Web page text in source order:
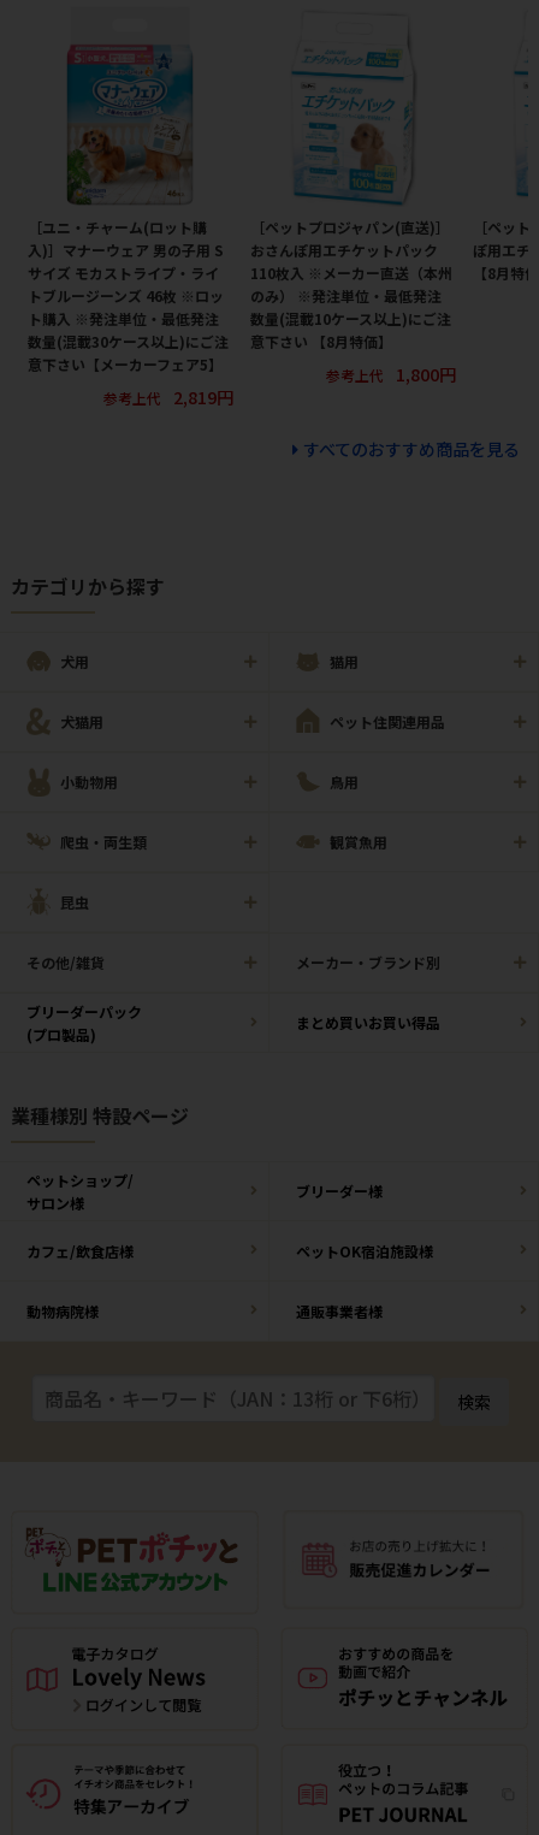
［ユニ・チャーム(ロット購
入)］マナーウェア 男の子用 S
サイズ モカストライプ・ライ
トブルージーンズ 46枚 ※ロッ
ト購入 ※発注単位・最低発注
数量(混載30ケース以上)にご注
意下さい【メーカーフェア5】
参考上代
2,819円
［ペットプロジャパン(直送)］
おさんぽ用エチケットパック
110枚入 ※メーカー直送（本州
のみ） ※発注単位・最低発注
数量(混載10ケース以上)にご注
意下さい 【8月特価】
参考上代
1,800円
［ペッ
ぽ用エチ
【8月特
すべてのおすすめ商品を見る
カテゴリから探す
犬用 猫用
犬猫用 ペット住関連用品
小動物用 鳥用
爬虫・両生類 観賞魚用
昆虫
その他/雑貨 メーカー・ブランド別
ブリーダーパック
(プロ製品)
まとめ買いお買い得品
業種様別 特設ページ
ペットショップ/
サロン様
ブリーダー様
カフェ/飲食店様 ペットOK宿泊施設様
動物病院様 通販事業者様
検索